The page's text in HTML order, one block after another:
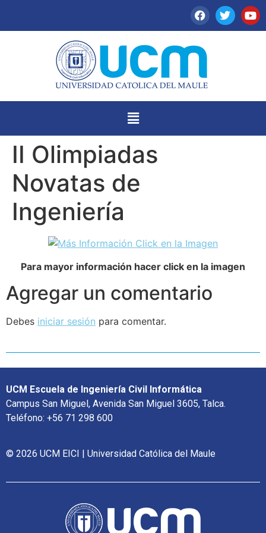
II Olimpiadas
Novatas de
Ingeniería
Para mayor información hacer click en la imagen
Agregar un comentario
Debes iniciar sesión para comentar.
UCM Escuela de Ingeniería Civil Informática
Campus San Miguel, Avenida San Miguel 3605, Talca.
Teléfono: +56 71 298 600
© 2026 UCM EICI | Universidad Católica del Maule